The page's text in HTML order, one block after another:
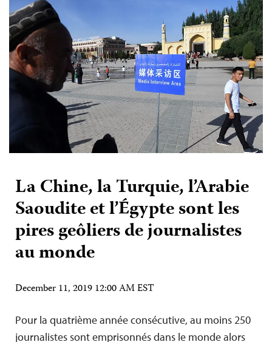
La Chine, la Turquie, l’Arabie
Saoudite et l’Égypte sont les
pires geôliers de journalistes
au monde
December 11, 2019 12:00 AM EST
Pour la quatrième année consécutive, au moins 250
journalistes sont emprisonnés dans le monde alors